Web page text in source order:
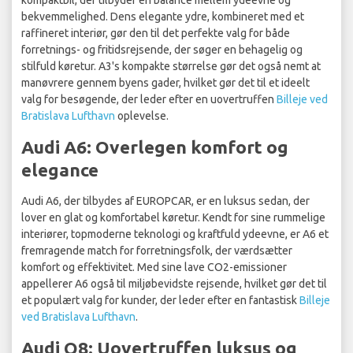
bekvemmelighed. Dens elegante ydre, kombineret med et
raffineret interiør, gør den til det perfekte valg for både
forretnings- og fritidsrejsende, der søger en behagelig og
stilfuld køretur. A3's kompakte størrelse gør det også nemt at
manøvrere gennem byens gader, hvilket gør det til et ideelt
valg for besøgende, der leder efter en uovertruffen Billeje ved
Bratislava Lufthavn oplevelse.
Audi A6: Overlegen komfort og
elegance
Audi A6, der tilbydes af EUROPCAR, er en luksus sedan, der
lover en glat og komfortabel køretur. Kendt for sine rummelige
interiører, topmoderne teknologi og kraftfuld ydeevne, er A6 et
fremragende match for forretningsfolk, der værdsætter
komfort og effektivitet. Med sine lave CO2-emissioner
appellerer A6 også til miljøbevidste rejsende, hvilket gør det til
et populært valg for kunder, der leder efter en fantastiskBilleje
ved Bratislava Lufthavn.
Audi Q8: Uovertruffen luksus og